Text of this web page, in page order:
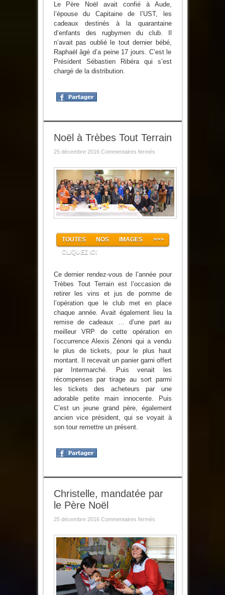
Le Père Noël avait confié à Aude,
l’épouse du Capitaine de l’UST, les
cadeaux destinés à la quarantaine
d’enfants des rugbymen du club. Il
n’avait pas oublié le tout dernier bébé,
Raphaël âgé d’a peine 17 jours. C’est le
Président Sébastien Ribéra qui s’est
chargé de la distribution.
Noël à Trèbes Tout Terrain
25 décembre 2016 Commentaires ferméssur
Trèbes
Tout
Terrain
TOUTES NOS IMAGES >>>
CLIQUEZ ICI
Ce dernier rendez-vous de l’année pour
Trèbes Tout Terrain est l’occasion de
retirer les vins et jus de pomme de
l’opération que le club met en place
chaque année. Avait également lieu la
remise de cadeaux … d’une part au
meilleur VRP de cette opération en
l’occurrence Alexis Zénoni qui a vendu
le plus de tickets, pour le plus haut
montant. Il recevait un panier garni offert
par Intermarché. Puis venait les
récompenses par tirage au sort parmi
les tickets des acheteurs par une
adorable petite main innocente. Puis
C’est un jeune grand père, également
ancien vice président, qui se voyait à
son tour remettre un présent.
Christelle, mandatée par
le Père Noël
25 décembre 2016 Commentaires ferméssur
par
Père
Noël